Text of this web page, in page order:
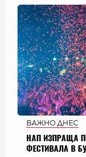
ВАЖНО ДНЕС
НАП ИЗПРАЩА
ФЕСТИВАЛА В